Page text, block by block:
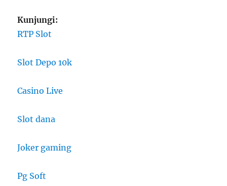
Kunjungi:
RTP Slot
Slot Depo 10k
Casino Live
Slot dana
Joker gaming
Pg Soft